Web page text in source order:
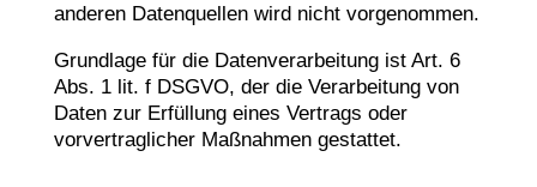
anderen Datenquellen wird nicht vorgenommen.
Grundlage für die Datenverarbeitung ist Art. 6
Abs. 1 lit. f DSGVO, der die Verarbeitung von
Daten zur Erfüllung eines Vertrags oder
vorvertraglicher Maßnahmen gestattet.